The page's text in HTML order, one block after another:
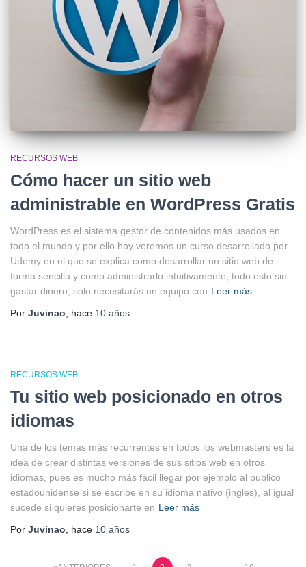
RECURSOS WEB
Cómo hacer un sitio web
administrable en WordPress Gratis
WordPress es el sistema gestor de contenidos más usados en
todo el mundo y por ello hoy veremos un curso desarrollado por
Udemy en el que se explica como desarrollar un sitio web de
forma sencilla y como administrarlo intuitivamente, todo esto sin
gastar dinero, solo necesitarás un equipo con Leer más
Por Juvinao , hace 10 años
RECURSOS WEB
Tu sitio web posicionado en otros
idiomas
Una de los temas más recurrentes en todos los webmasters es la
idea de crear distintas versiones de sus sitios web en otros
idiomas, pues es mucho más fácil llegar por ejemplo al publico
estadounidense si se escribe en su idioma nativo (ingles), al igual
sucede si quieres posicionarte en Leer más
Por Juvinao , hace 10 años